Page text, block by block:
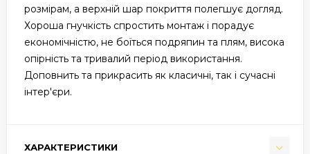
розмірам, а верхній шар покриття полегшує догляд.
Хороша гнучкість спростить монтаж і порадує
економічністю, не боїться подряпин та плям, висока
опірність та тривалий період використання.
Доповнить та прикрасить як класичні, так і сучасні
інтер'єри.
ХАРАКТЕРИСТИКИ